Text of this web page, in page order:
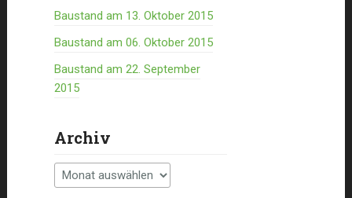
Baustand am 13. Oktober 2015
Baustand am 06. Oktober 2015
Baustand am 22. September
2015
Archiv
Archiv